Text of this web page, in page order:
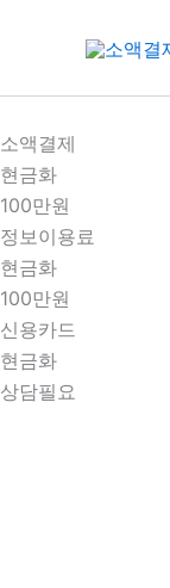
건
너
뛰
기
소액결제
현금화
100만원
정보이용료
현금화
100만원
신용카드
현금화
상담필요